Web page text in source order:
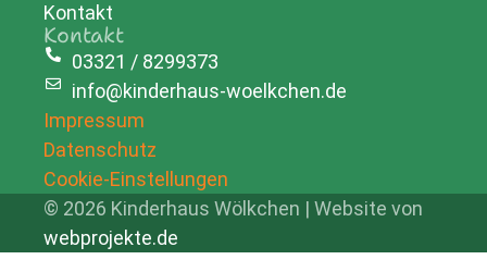
Kontakt
Kontakt
03321 / 8299373
info@kinderhaus-woelkchen.de
Impressum
Datenschutz
Cookie-Einstellungen
© 2026 Kinderhaus Wölkchen | Website von
webprojekte.de